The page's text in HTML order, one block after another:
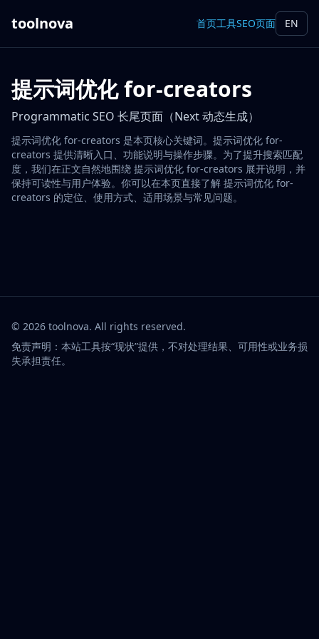
toolnova 首页工具SEO页面 EN
提示词优化 for-creators
Programmatic SEO 长尾页面（Next 动态生成）
提示词优化 for-creators 是本页核心关键词。提示词优化 for-
creators 提供清晰入口、功能说明与操作步骤。为了提升搜索匹配
度，我们在正文自然地围绕 提示词优化 for-creators 展开说明，并
保持可读性与用户体验。你可以在本页直接了解 提示词优化 for-
creators 的定位、使用方式、适用场景与常见问题。
© 2026 toolnova. All rights reserved.
免责声明：本站工具按“现状”提供，不对处理结果、可用性或业务损
失承担责任。